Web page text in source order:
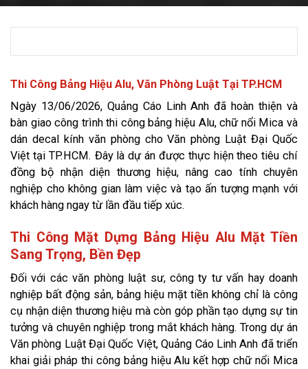
Thi Công Bảng Hiệu Alu, Văn Phòng Luật Tại TP.HCM
Ngày 13/06/2026, Quảng Cáo Linh Anh đã hoàn thiện và
bàn giao công trình thi công bảng hiệu Alu, chữ nổi Mica và
dán decal kính văn phòng cho Văn phòng Luật Đại Quốc
Việt tại TP.HCM. Đây là dự án được thực hiện theo tiêu chí
đồng bộ nhận diện thương hiệu, nâng cao tính chuyên
nghiệp cho không gian làm việc và tạo ấn tượng mạnh với
khách hàng ngay từ lần đầu tiếp xúc.
Thi Công Mặt Dựng Bảng Hiệu Alu Mặt Tiền
Sang Trọng, Bền Đẹp
Đối với các văn phòng luật sư, công ty tư vấn hay doanh
nghiệp bất động sản, bảng hiệu mặt tiền không chỉ là công
cụ nhận diện thương hiệu mà còn góp phần tạo dựng sự tin
tưởng và chuyên nghiệp trong mắt khách hàng. Trong dự án
Văn phòng Luật Đại Quốc Việt, Quảng Cáo Linh Anh đã triển
khai giải pháp thi công bảng hiệu Alu kết hợp chữ nổi Mica